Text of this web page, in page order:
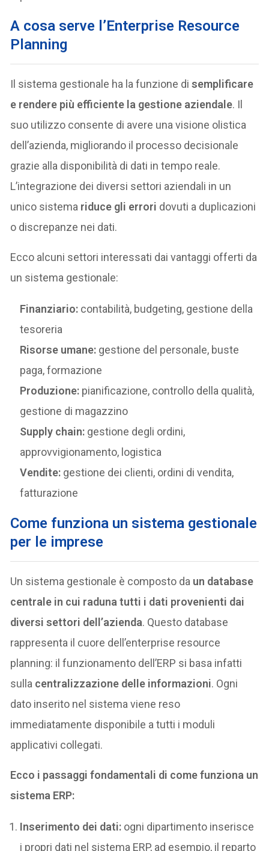
A cosa serve l’Enterprise Resource
Planning
Il sistema gestionale ha la funzione disemplificare
e rendere più efficiente la gestione aziendale. Il
suo utilizzo consente di avere una visione olistica
dell’azienda, migliorando il processo decisionale
grazie alla disponibilità di dati in tempo reale.
L’integrazione dei diversi settori aziendali in un
unico sistema riduce gli errori dovuti a duplicazioni
o discrepanze nei dati.
Ecco alcuni settori interessati dai vantaggi offerti da
un sistema gestionale:
Finanziario: contabilità, budgeting, gestione della
tesoreria
Risorse umane: gestione del personale, buste
paga, formazione
Produzione: pianificazione, controllo della qualità,
gestione di magazzino
Supply chain: gestione degli ordini,
approvvigionamento, logistica
Vendite: gestione dei clienti, ordini di vendita,
fatturazione
Come funziona un sistema gestionale
per le imprese
Un sistema gestionale è composto da un database
centrale in cui raduna tutti i dati provenienti dai
diversi settori dell’azienda. Questo database
rappresenta il cuore dell’enterprise resource
planning: il funzionamento dell’ERP si basa infatti
sulla centralizzazione delle informazioni. Ogni
dato inserito nel sistema viene reso
immediatamente disponibile a tutti i moduli
applicativi collegati.
Ecco i passaggi fondamentali di come funziona un
sistema ERP:
Inserimento dei dati: ogni dipartimento inserisce
i propri dati nel sistema ERP, ad esempio, il reparto